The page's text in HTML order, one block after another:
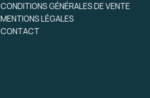
CONDITIONS GÉNÉRALES DE VENTE
MENTIONS LÉGALES
CONTACT